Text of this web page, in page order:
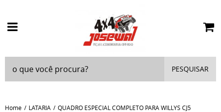
PESQUISAR
Home LATARIA QUADRO ESPECIAL COMPLETO PARA WILLYS CJ5